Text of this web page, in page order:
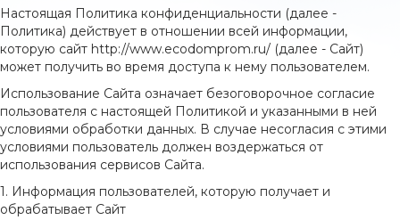
Настоящая Политика конфиденциальности (далее -
Политика) действует в отношении всей информации,
которую сайт http://www.ecodomprom.ru/ (далее - Сайт)
может получить во время доступа к нему пользователем.
Использование Сайта означает безоговорочное согласие
пользователя с настоящей Политикой и указанными в ней
условиями обработки данных. В случае несогласия с этими
условиями пользователь должен воздержаться от
использования сервисов Сайта.
1. Информация пользователей, которую получает и
обрабатывает Сайт